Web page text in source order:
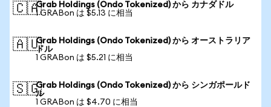
🇨🇦Grab Holdings (Ondo Tokenized) から カナダドル
1 GRABon は $5.13 に相当
🇦🇺Grab Holdings (Ondo Tokenized) から オーストラリア
ドル
1 GRABon は $5.21 に相当
🇸🇬Grab Holdings (Ondo Tokenized) から シンガポールド
ル
1 GRABon は $4.70 に相当